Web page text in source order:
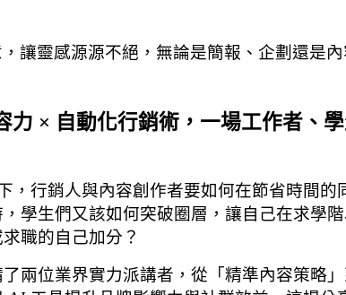
讓靈感源源不絕，無論是簡報、企劃還是
力 × 自動化行銷術，一場工作者、
，行銷人與內容創作者要如何在節省時間的
學生們又該如何突破圈層，讓自己在求學
職的自己加分？
兩位業界實力派講者，從「精準內容策略